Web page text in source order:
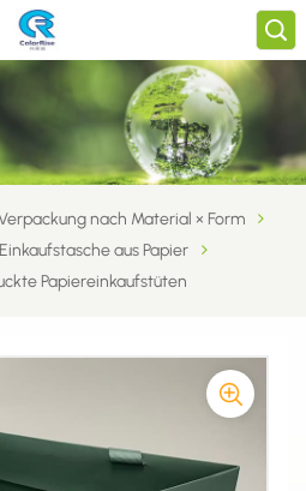
nach Material × Form
Einkaufstasche aus Papier
Papiereinkaufstüten